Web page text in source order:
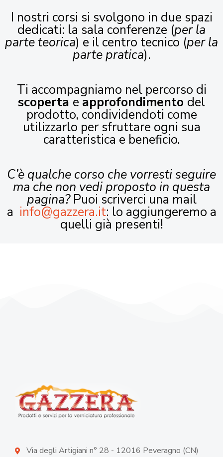
I nostri corsi si svolgono in due spazi
dedicati: la sala conferenze (per la
parte teorica) e il centro tecnico (per la
parte pratica).
Ti accompagniamo nel percorso di
scoperta e approfondimento del
prodotto, condividendoti come
utilizzarlo per sfruttare ogni sua
caratteristica e beneficio.
C’è qualche corso che vorresti seguire
ma che non vedi proposto in questa
pagina?Puoi scriverci una mail
a info@gazzera.it: lo aggiungeremo a
quelli già presenti!
Via degli Artigiani n° 28 - 12016 Peveragno (CN)